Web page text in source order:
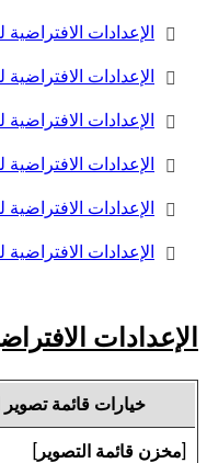
الإعدادات
الإعدادات الافتراضية
الإعدادات الافتراضية
الإعدادات
الإعدادات الافتراضية
الإعدادات الافتراضية
الإعدادات
خيارات قائمة تصوير
[مخزن قائمة التصوير ]